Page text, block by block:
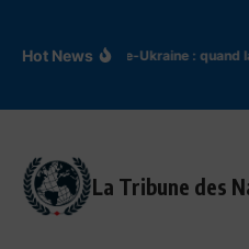
Hot NewsPologne-Ukraine : quand
La Tribune des